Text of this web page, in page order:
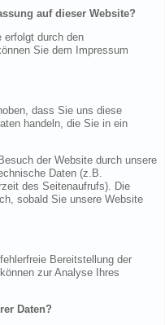
auf dieser Website?
erfolgt durch den
Sie dem Impressum
dass Sie uns diese
handeln, die Sie in ein
der Website durch unsere
Daten (z.B.
des Seitenaufrufs). Die
sobald Sie unsere Website
Bereitstellung der
zur Analyse Ihres
Daten?